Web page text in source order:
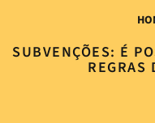
SUBVENÇÕES: É
REGRAS